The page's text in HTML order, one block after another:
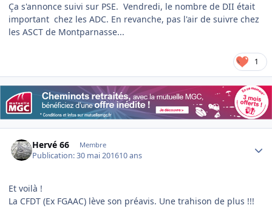
Ça s'annonce suivi sur PSE. Vendredi, le nombre de DII était
important chez les ADC. En revanche, pas l'air de suivre chez
les ASCT de Montparnasse...
1
Hervé 66 Membre
Publication:30 mai 201610 ans
Et voilà !
La CFDT (Ex FGAAC) lève son préavis. Une trahison de plus !!!